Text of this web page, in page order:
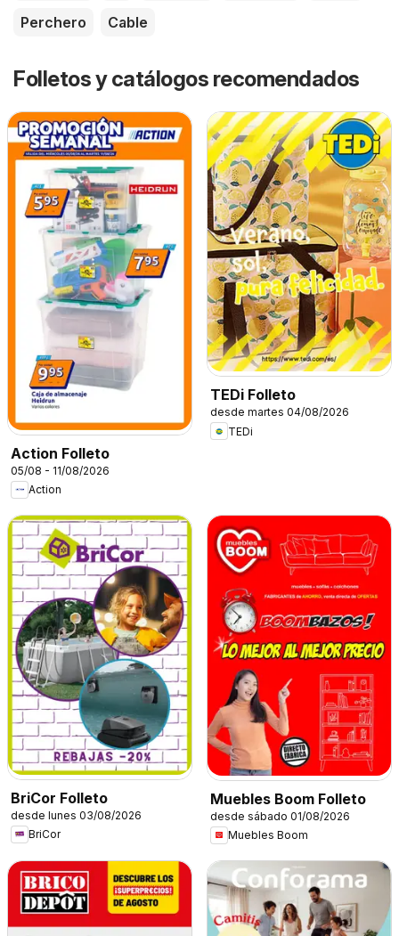
Perchero
Cable
Folletos y catálogos recomendados
Action Folleto
05/08 - 11/08/2026
Action
TEDi Folleto
desde martes 04/08/2026
TEDi
BriCor Folleto
desde lunes 03/08/2026
BriCor
Muebles Boom Folleto
desde sábado 01/08/2026
Muebles Boom